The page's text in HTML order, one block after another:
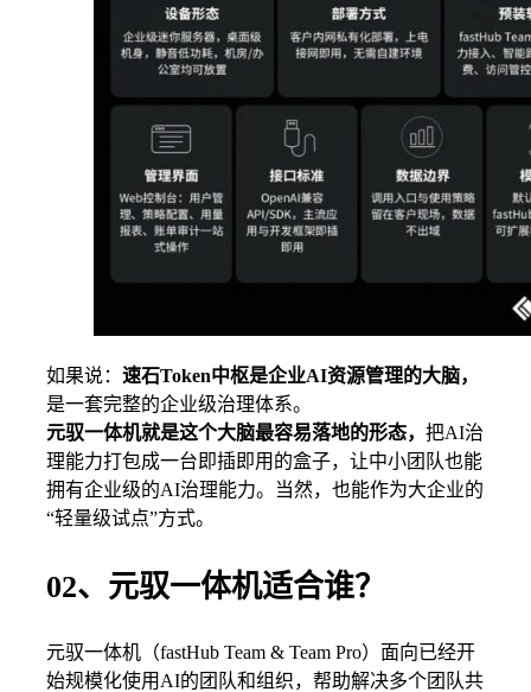
如果说： 速石Token中枢是企业AI资源管理的大脑，
是一套完整的企业级治理体系。
元驭一体机就是这个大脑最容易落地的形态， 把AI治
理能力打包成一台即插即用的盒子，让中小团队也能
拥有企业级的AI治理能力。当然，也能作为大企业的
“轻量级试点”方式。
02、元驭一体机适合谁？
元驭一体机（fastHub Team & Team Pro）面向已经开
始规模化使用AI的团队和组织，帮助解决多个团队共